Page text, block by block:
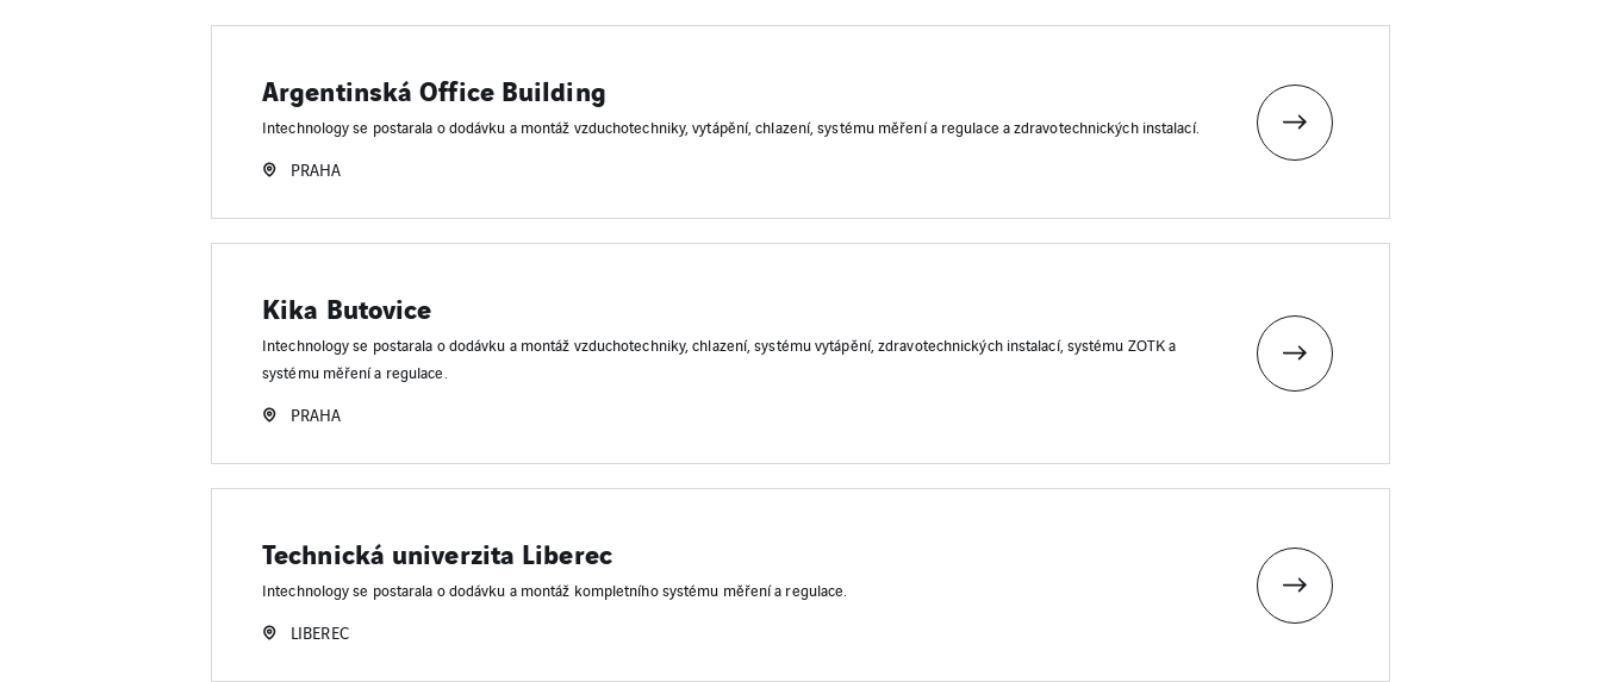
Argentinská Office Building
Intechnology se postarala o dodávku a montáž vzduchotechniky, vytápění, chlazení, systému měření a regulace a zdravotechnických instalací.
PRAHA
Kika Butovice
Intechnology se postarala o dodávku a montáž vzduchotechniky, chlazení, systému vytápění, zdravotechnických instalací, systému ZOTK a
systému měření a regulace.
PRAHA
Technická univerzita Liberec
Intechnology se postarala o dodávku a montáž kompletního systému měření a regulace.
LIBEREC